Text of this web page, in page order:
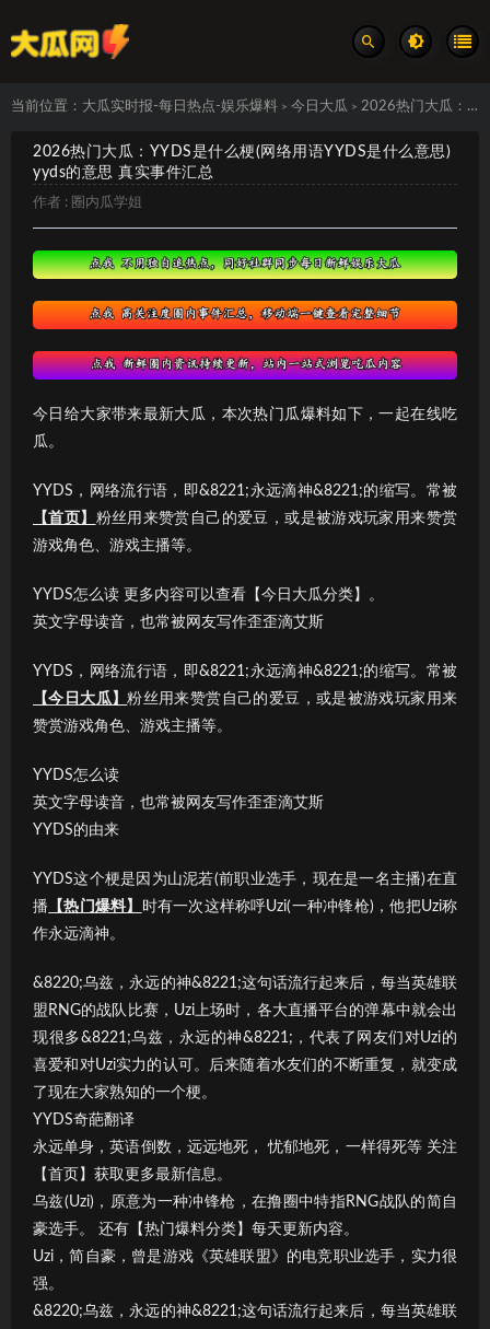
当前位置： 大瓜实时报-每日热点-娱乐爆料 > 今日大瓜 > 2026热门大瓜：YYDS是什么梗(网络用语YYDS是什么意思)yyds的意思 真实事件汇总
2026热门大瓜：YYDS是什么梗(网络用语YYDS是什么意思)
yyds的意思 真实事件汇总
作者 : 圈内瓜学姐
今日给大家带来最新大瓜，本次热门瓜爆料如下，一起在线吃
瓜。
YYDS，网络流行语，即&8221;永远滴神&8221;的缩写。常被
【首页】 粉丝用来赞赏自己的爱豆，或是被游戏玩家用来赞赏
游戏角色、游戏主播等。
YYDS怎么读 更多内容可以查看【今日大瓜分类】。
英文字母读音，也常被网友写作歪歪滴艾斯
YYDS，网络流行语，即&8221;永远滴神&8221;的缩写。常被
【今日大瓜】粉丝用来赞赏自己的爱豆，或是被游戏玩家用来
赞赏游戏角色、游戏主播等。
YYDS怎么读
英文字母读音，也常被网友写作歪歪滴艾斯
YYDS的由来
YYDS这个梗是因为山泥若(前职业选手，现在是一名主播)在直
播 【热门爆料】
时有一次这样称呼Uzi(一种冲锋枪)，他把Uzi称
作永远滴神。
&8220;乌兹，永远的神&8221;这句话流行起来后，每当英雄联
盟RNG的战队比赛，Uzi上场时，各大直播平台的弹幕中就会出
现很多&8221;乌兹，永远的神&8221;，代表了网友们对Uzi的
喜爱和对Uzi实力的认可。后来随着水友们的不断重复，就变成
了现在大家熟知的一个梗。
YYDS奇葩翻译
永远单身，英语倒数，远远地死， 忧郁地死，一样得死等 关注
【首页】获取更多最新信息。
乌兹(Uzi)，原意为一种冲锋枪，在撸圈中特指RNG战队的简自
豪选手。 还有【热门爆料分类】每天更新内容。
Uzi，简自豪，曾是游戏《英雄联盟》的电竞职业选手，实力很
强。
&8220;乌兹，永远的神&8221;这句话流行起来后，每当英雄联